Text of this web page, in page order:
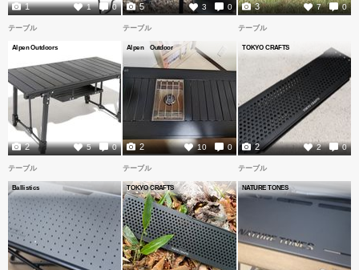
1 0
1 3 0
5 7 0
3
テーブル
Alpen Outdoors
5 0
2
テーブル
Alpen Outdoor
10 0
2
テーブル
TOKYO CRAFTS
2 0
2
テーブル
Ballistics
テーブル
TOKYO CRAFTS
テーブル
NATURE TONES